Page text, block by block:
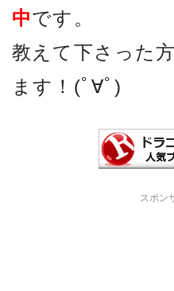
中です。
教えて下さった
ます！(ﾟ∀ﾟ)
スポン